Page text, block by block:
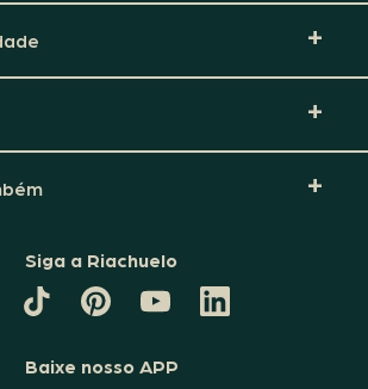
Siga a Riachuelo
TIKTOK
DA
PINTEREST
DA
CANAL
DA
RIACHUELO
LINKEDIN
DA
Baixe nosso APP